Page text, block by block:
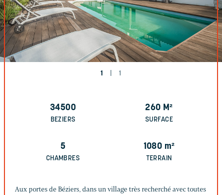
1 1
34500
BEZIERS
260 M²
SURFACE
5
CHAMBRES
1080 m²
TERRAIN
Aux portes de Béziers, dans un village très recherché avec toutes